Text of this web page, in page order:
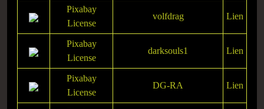
Pixabay
License
volfdrag Lien
Pixabay
License
darksouls1 Lien
Pixabay
License
DG-RA Lien